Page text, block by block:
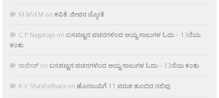
M âñd M on ಕವಿತೆ: ಜೀವನ ಜ್ಯೋತಿ
C.P.Nagaraja on ಬಸವಣ್ಣನ ವಚನಗಳಿಂದ ಆಯ್ದ ಸಾಲುಗಳ ಓದು – 13ನೆಯ
ಕಂತು
ರಾಜೀವ್ on ಬಸವಣ್ಣನ ವಚನಗಳಿಂದ ಆಯ್ದ ಸಾಲುಗಳ ಓದು – 13ನೆಯ ಕಂತು
K.V Shashidhara on ಹೊನಲುವಿಗೆ 11 ವರುಶ ತುಂಬಿದ ನಲಿವು